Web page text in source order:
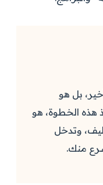
بل هو
هذه الخطوة، هو
وتدخل
منك.